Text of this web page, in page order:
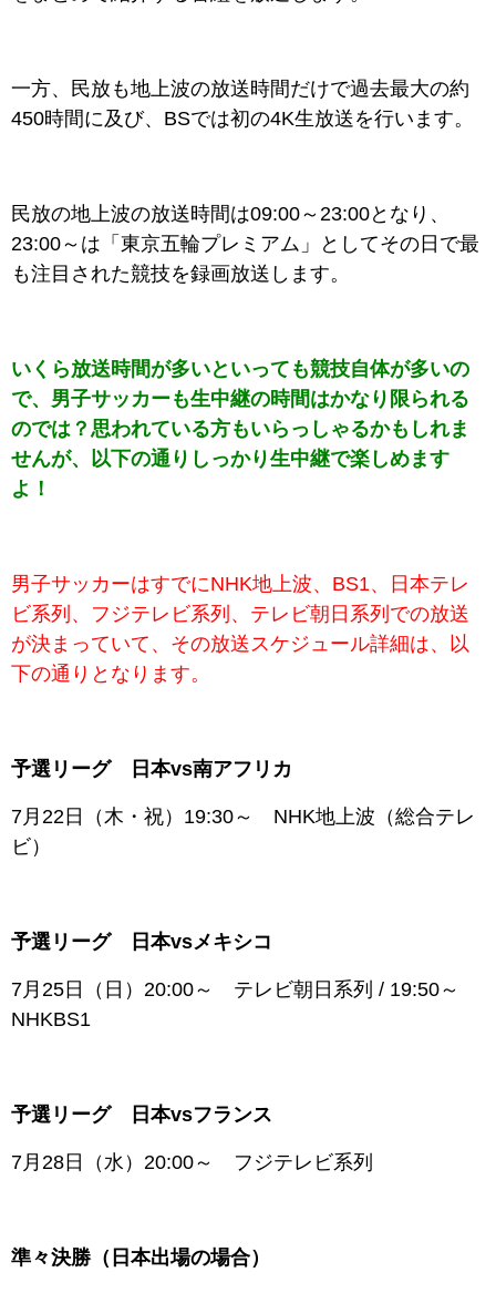
一方、民放も地上波の放送時間だけで過去最大の約
450時間に及び、BSでは初の4K生放送を行います。
民放の地上波の放送時間は09:00～23:00となり、
23:00～は「東京五輪プレミアム」としてその日で最
も注目された競技を録画放送します。
いくら放送時間が多いといっても競技自体が多いの
で、男子サッカーも生中継の時間はかなり限られる
のでは？思われている方もいらっしゃるかもしれま
せんが、以下の通りしっかり生中継で楽しめます
よ！
男子サッカーはすでにNHK地上波、BS1、日本テレ
ビ系列、フジテレビ系列、テレビ朝日 系列での放送
が決まっていて、 その放送スケジュール詳細は、以
下の通りとなります。
予選リーグ 日本vs南アフリカ
7月22日（木・祝）19:30～ NHK地上波（総合テレ
ビ）
予選リーグ 日本vsメキシコ
7月25日（日）20:00～ テレビ朝日系列 / 19:50～
NHKBS1
予選リーグ 日本vsフランス
7月28日（水）20:00～ フジテレビ系列
準々決勝（日本出場の場合）